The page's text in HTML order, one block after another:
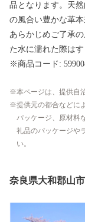
品となります。天
の風合い豊かな革
あらかじめご了承
た水に濡れた際は
※商品コード:
本ページは、提供自
提供元の都合などに
パッケージ、原材料
礼品のパッケージや
い。
奈良県大和郡山